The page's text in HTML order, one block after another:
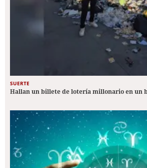
SUERTE
Hallan un billete de lotería millonario en un